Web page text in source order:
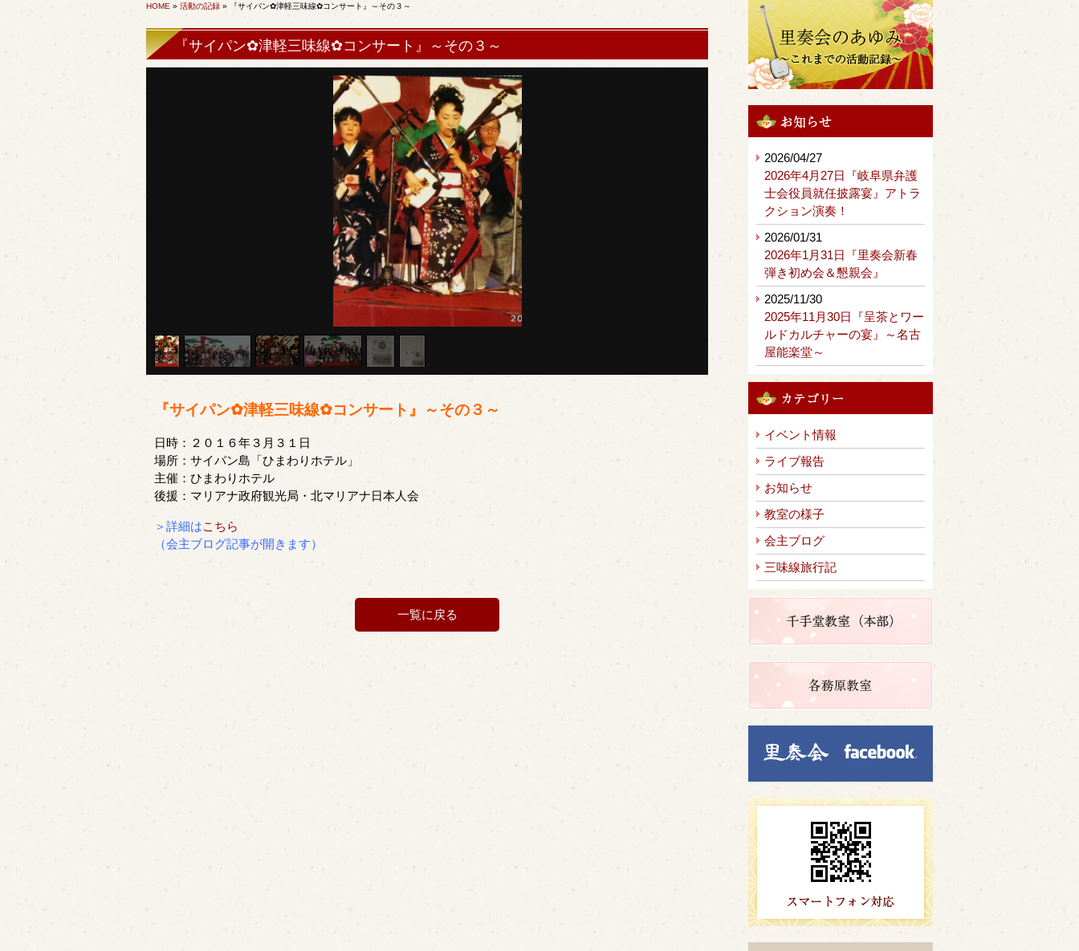
HOME » 活動の記録 » 『サイパン✿津軽三味線✿コンサート』～その３～
『サイパン✿津軽三味線✿コンサート』～その３～
『サイパン✿津軽三味線✿コンサート』～その３～
日時：２０１６年３月３１日
場所：サイパン島「ひまわりホテル」
主催：ひまわりホテル
後援：マリアナ政府観光局・北マリアナ日本人会
＞詳細はこちら
（会主ブログ記事が開きます）
一覧に戻る
2026/04/27
2026年4月27日『岐阜県弁護
士会役員就任披露宴』アトラ
クション演奏！
2026/01/31
2026年1月31日『里奏会新春
弾き初め会＆懇親会』
2025/11/30
2025年11月30日『呈茶とワー
ルドカルチャーの宴』～名古
屋能楽堂～
イベント情報
ライブ報告
お知らせ
教室の様子
会主ブログ
三味線旅行記